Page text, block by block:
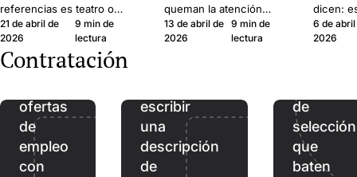
referencias es teatro o
señal. Aquí está el set de
preguntas que produce
señal, el marco legal, y
21 de abril de
2026
9 min de
lectura
queman la atención
equivocada en los CV
equivocados. Filtrar
cualificado.
13 de abril de
2026
9 min de
lectura
dicen:
no
margen.
6 de abril
2026
Contratación
ofertas
de
empleo
con
escribir
una
descripción
de
de
selección
que
baten